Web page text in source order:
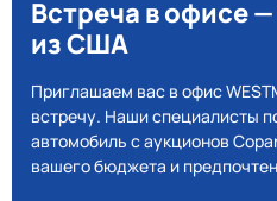
Встреча в офисе
из США
Приглашаем вас в офис
встречу. Наши специалисты
автомобиль с аукционов
вашего бюджета и